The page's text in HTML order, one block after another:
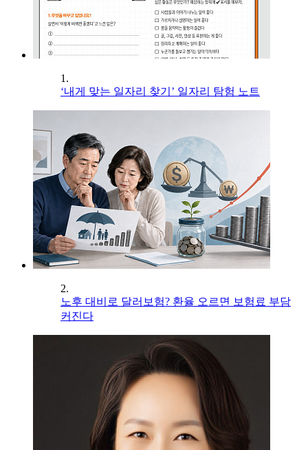
1.
‘내게 맞는 일자리 찾기’ 일자리 탐험 노트
2.
노후 대비로 달러보험? 환율 오르면 보험료 부담
커진다